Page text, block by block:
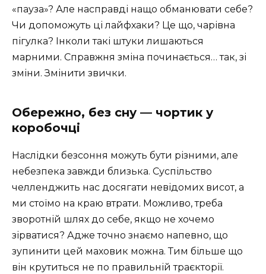
«пауза»? Але насправді нащо обманювати себе?
Чи допоможуть ці лайфхаки? Це що, чарівна
пігулка? Інколи такі штуки лишаються
марними. Справжня зміна починається… так, зі
зміни. Змінити звички.
Обережно, без сну — чортик у
коробочці
Наслідки безсоння можуть бути різними, але
небезпека завжди близька. Суспільство
челленджить нас досягати невідомих висот, а
ми стоїмо на краю втрати. Можливо, треба
зворотній шлях до себе, якщо не хочемо
зірватися? Адже точно знаємо напевно, що
зупинити цей маховик можна. Тим більше що
він крутиться не по правильній траєкторії.